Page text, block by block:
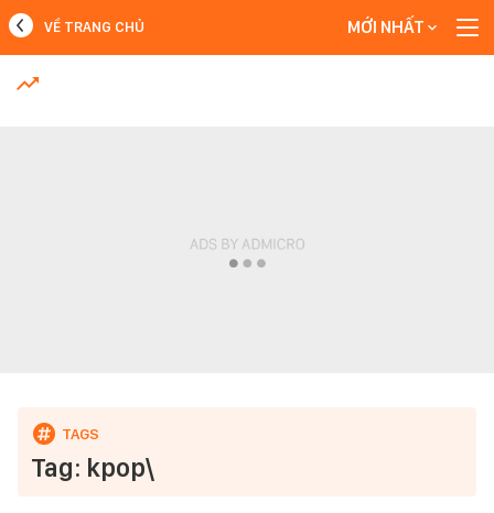
MỚI NHẤT
VỀ TRANG CHỦ MỚI NHẤT
Tag: kpop\